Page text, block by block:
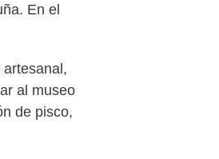
En el
al museo
de pisco,